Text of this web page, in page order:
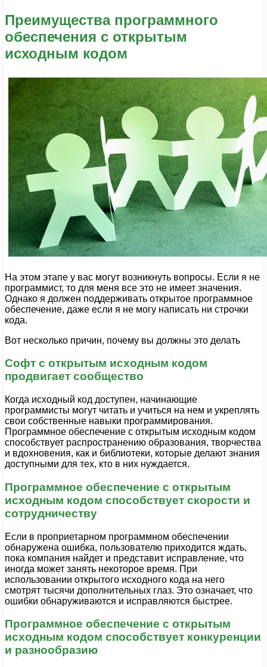
Преимущества программного
обеспечения с открытым
исходным кодом
На этом этапе у вас могут возникнуть вопросы. Если я не
программист, то для меня все это не имеет значения.
Однако я должен поддерживать открытое программное
обеспечение, даже если я не могу написать ни строчки
кода.
Вот несколько причин, почему вы должны это делать
Софт с открытым исходным кодом
продвигает сообщество
Когда исходный код доступен, начинающие
программисты могут читать и учиться на нем и укреплять
свои собственные навыки программирования.
Программное обеспечение с открытым исходным кодом
способствует распространению образования, творчества
и вдохновения, как и библиотеки, которые делают знания
доступными для тех, кто в них нуждается.
Программное обеспечение с открытым
исходным кодом способствует скорости и
сотрудничеству
Если в проприетарном программном обеспечении
обнаружена ошибка, пользователю приходится ждать,
пока компания найдет и представит исправление, что
иногда может занять некоторое время. При
использовании открытого исходного кода на него
смотрят тысячи дополнительных глаз. Это означает, что
ошибки обнаруживаются и исправляются быстрее.
Программное обеспечение с открытым
исходным кодом способствует конкуренции
и разнообразию